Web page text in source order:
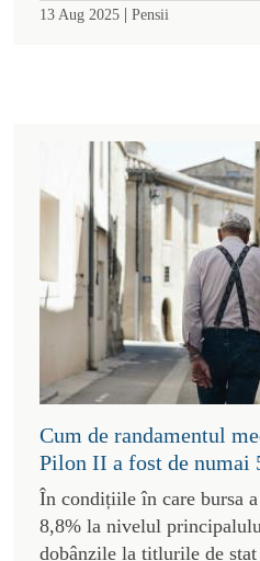
13 Aug 2025 | Pensii
Cum de randamentul
Pilon II a fost de numai
În condițiile în care bursa
8,8% la nivelul
dobânzile la titlurile de